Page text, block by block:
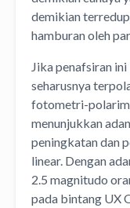
demikian
hamburan oleh
Jika penafsiran
seharusnya
fotometri-
menunjukkan
peningkatan dan
linear. Dengan
2.5 magnitudo
pada bintang UX